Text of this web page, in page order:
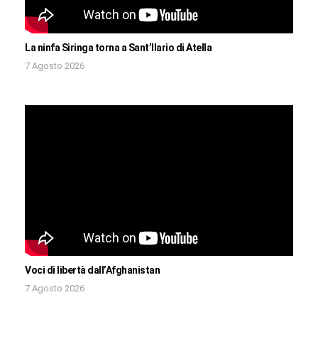
La ninfa Siringa torna a Sant’Ilario di Atella
7 Agosto 2026
Voci di libertà dall’Afghanistan
7 Agosto 2026